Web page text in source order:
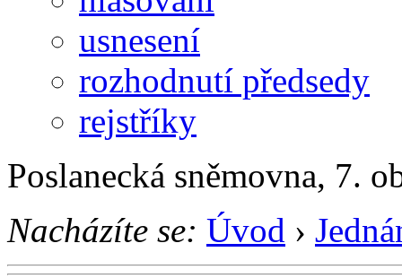
usnesení
rozhodnutí předsedy
rejstříky
Poslanecká sněmovna, 7.
Nacházíte se: Úvod ›